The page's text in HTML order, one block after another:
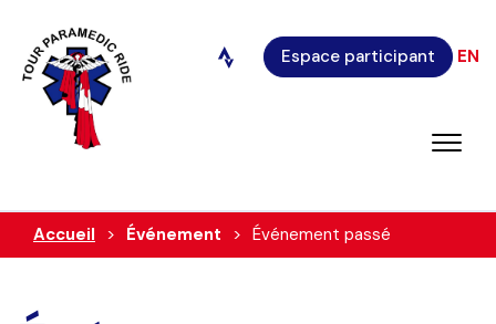
Espace participant EN
Accueil Événement Événement passé